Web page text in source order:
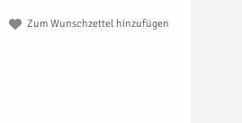
Zum Wunschzettel hinzufügen